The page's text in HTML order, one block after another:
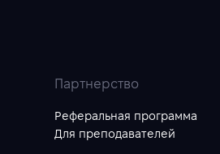
Партнерство
Реферальная программа
Для преподавателей